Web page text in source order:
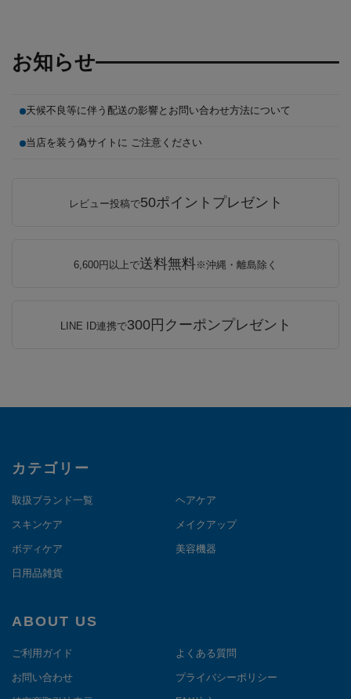
お知らせ
天候不良等に伴う配送の影響とお問い合わせ方法について
当店を装う偽サイトに ご注意ください
レビュー投稿で50ポイントプレゼント
6,600円以上で送料無料※沖縄・離島除く
LINE ID連携で300円クーポンプレゼント
カテゴリー
取扱ブランド一覧 ヘアケア
スキンケア メイクアップ
ボディケア 美容機器
日用品雑貨
ABOUT US
ご利用ガイド よくある質問
お問い合わせ プライバシーポリシー